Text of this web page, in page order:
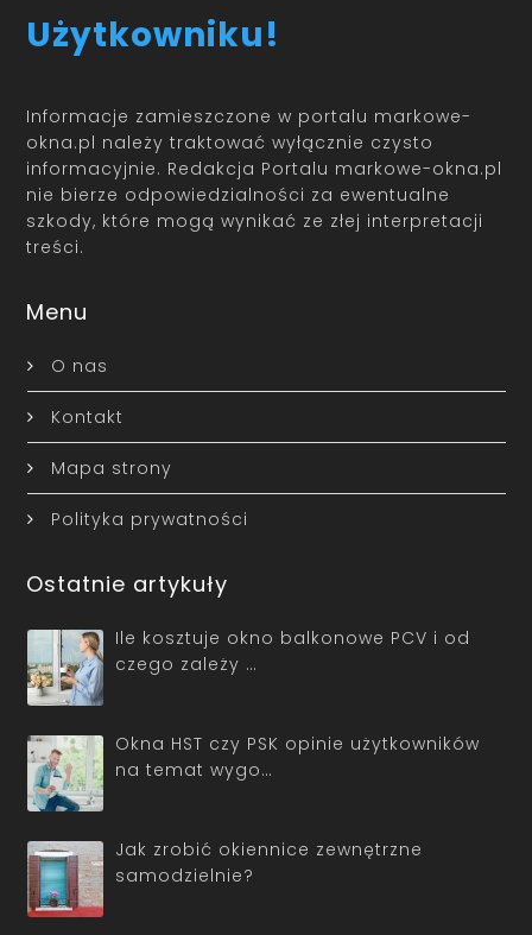
Użytkowniku!
Informacje zamieszczone w portalu markowe-
okna.pl należy traktować wyłącznie czysto
informacyjnie. Redakcja Portalu markowe-okna.pl
nie bierze odpowiedzialności za ewentualne
szkody, które mogą wynikać ze złej interpretacji
treści.
Menu
O nas
Kontakt
Mapa strony
Polityka prywatności
Ostatnie artykuły
Ile kosztuje okno balkonowe PCV i od
czego zależy …
Okna HST czy PSK opinie użytkowników
na temat wygo…
Jak zrobić okiennice zewnętrzne
samodzielnie?